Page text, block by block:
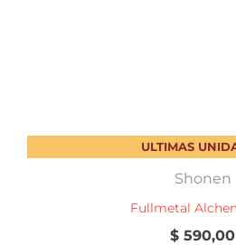
ULTIMAS
Shonen
Fullmetal
$ 590,00